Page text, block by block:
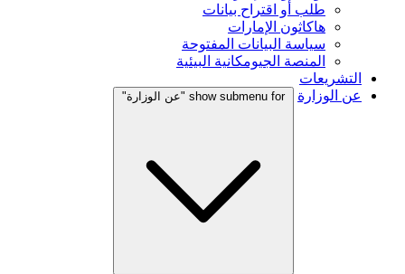
طلب أو اقتراح بيانات
هاكاثون الإمارات
سياسة البيانات المفتوحة
المنصة الجيومكانية البيئية
التشريعات
عن الوزارة
show submenu for "عن الوزارة"